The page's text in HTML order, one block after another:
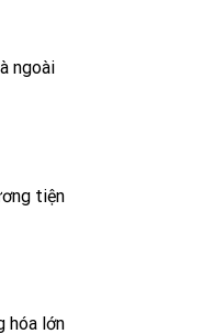
ngoài
tiện
hóa lớn